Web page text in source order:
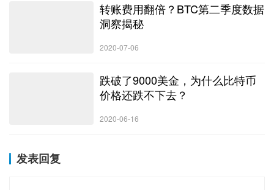
知道这一次币市的主要上涨是由BTC的现货ETF带动起来的，虽然到
现在还是没有明确的通过信息，但市场已经在下注2024年1月10日
转账费用翻倍？BTC第二季度数据
洞察揭秘
2020-07-06
跌破了9000美金，为什么比特币
价格还跌不下去？
2020-06-16
发表回复